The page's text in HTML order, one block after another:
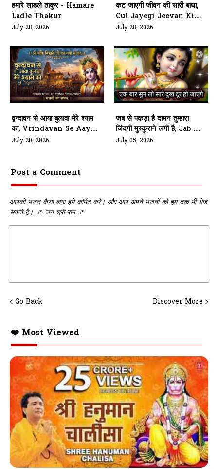
हमारे लाडले ठाकुर - Hamare
Ladle Thakur
July 28, 2026
कट जाएगी जीवन की सारी बाधा,
Cut Jayegi Jeevan Ki
Sari Badha
July 28, 2026
वृन्दावन से आया बुलावा मेरे श्याम
का, Vrindavan Se Aaya
Bulawa Mere Shyam Ka
July 20, 2026
जब से पकड़ा है दामन तुम्हारा
जिंदगी मुस्कुराने लगी है, Jab Se
Pakda Hai Daman
July 05, 2026
Post a Comment
आपको भजन कैसा लगा हमे कॉमेंट करे। और आप अपने भजनों को हम तक भी भेज
सकते है। 🚩 जय श्री राम 🚩
Go Back Discover More
❤️ Most Viewed